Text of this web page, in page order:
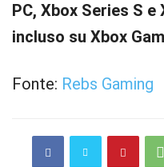
PC, Xbox Series S
incluso su Xbox
Fonte: Rebs Gaming